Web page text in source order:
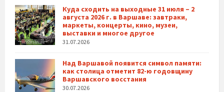
Куда сходить на выходные 31 июля – 2
августа 2026 г. в Варшаве: завтраки,
маркеты, концерты, кино, музеи,
выставки и многое другое
31.07.2026
Над Варшавой появится символ памяти:
как столица отметит 82-ю годовщину
Варшавского восстания
30.07.2026